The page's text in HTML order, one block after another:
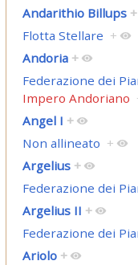
Andarithio Billups +
Flotta Stellare +
Andoria +
Federazione dei
Impero Andoriano
Angel I +
Non allineato +
Argelius +
Federazione dei
Argelius II +
Federazione dei
Ariolo +